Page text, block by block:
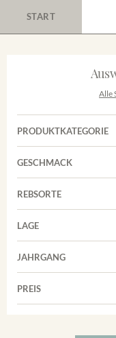
START
Alle
PRODUKTKATEGORIE
Cuvées
Rosé
Weißwein
GESCHMACK
Trocken
REBSORTE
Chardonnay
Grauburgunder
Riesling
LAGE
Achkarrer
Vorderer
Winklerberg
JAHRGANG
PREIS